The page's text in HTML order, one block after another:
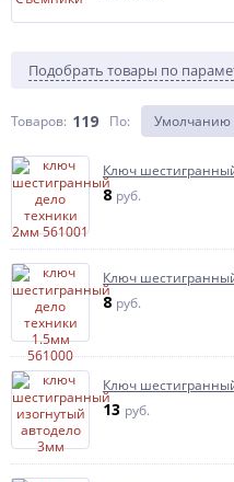
Подобрать товары по
Товаров: 119 По: Умолчанию
Ключ
8 руб.
Ключ
8 руб.
Ключ
13 руб.